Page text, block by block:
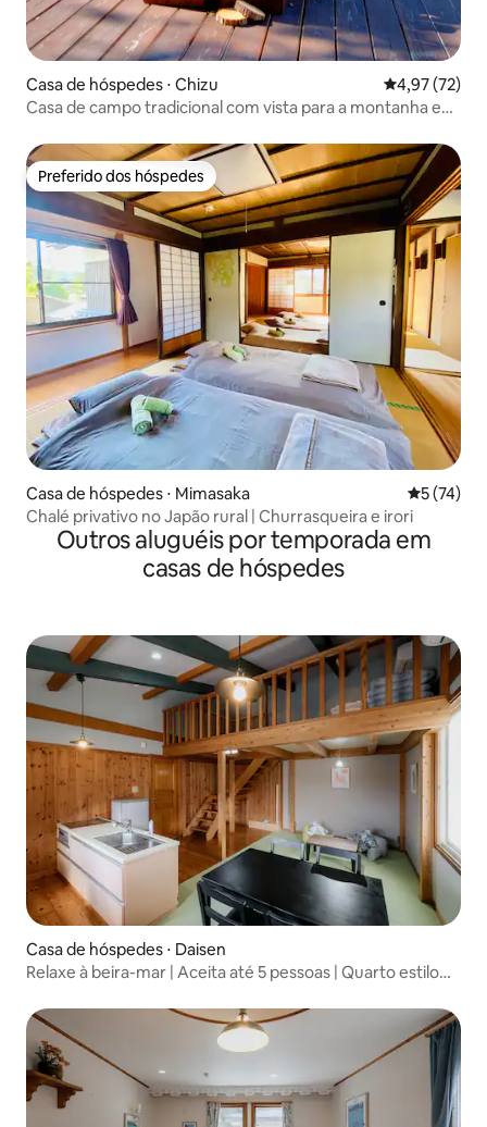
Casa de hóspedes ⋅ Chizu 4,97 de uma
4,97 (72)
Casa de campo tradicional com vista para a montanha em
Preferido dos hóspedes
Preferido dos hóspedes
Casa de hóspedes ⋅ Mimasaka 5 de uma
5 (74)
Chalé privativo no Japão rural | Churrasqueira e irori
Outros aluguéis por temporada em
casas de hóspedes
Casa de hóspedes ⋅ Daisen
Relaxe à beira-mar | Aceita até 5 pessoas | Quarto estilo